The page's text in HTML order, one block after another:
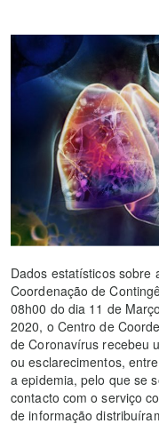
Dados estatísticos sobre
Coordenação de
08h00 do dia 11 de
2020, o Centro de
de Coronavírus recebeu
ou esclarecimentos,
a epidemia, pelo que se
contacto com o serviço
de informação